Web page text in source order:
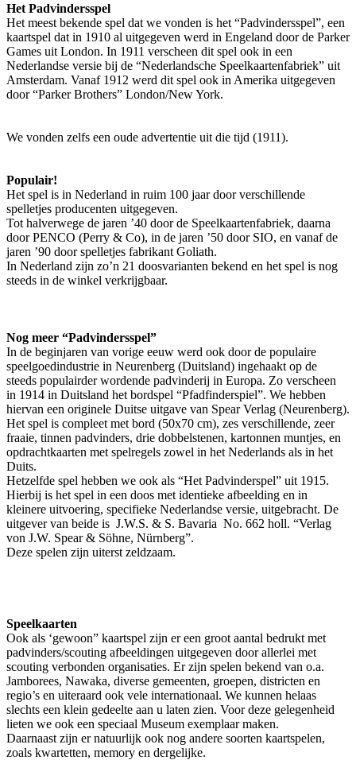
Het Padvindersspel
Het meest bekende spel dat we vonden is het “Padvindersspel”, een
kaartspel dat in 1910 al uitgegeven werd in Engeland door de Parker
Games uit London. In 1911 verscheen dit spel ook in een
Nederlandse versie bij de “Nederlandsche Speelkaartenfabriek” uit
Amsterdam. Vanaf 1912 werd dit spel ook in Amerika uitgegeven
door “Parker Brothers” London/New York.
We vonden zelfs een oude advertentie uit die tijd (1911).
Populair!
Het spel is in Nederland in ruim 100 jaar door verschillende
spelletjes producenten uitgegeven.
Tot halverwege de jaren ’40 door de Speelkaartenfabriek, daarna
door PENCO (Perry & Co), in de jaren ’50 door SIO, en vanaf de
jaren ’90 door spelletjes fabrikant Goliath.
In Nederland zijn zo’n 21 doosvarianten bekend en het spel is nog
steeds in de winkel verkrijgbaar.
Nog meer “Padvindersspel”
In de beginjaren van vorige eeuw werd ook door de populaire
speelgoedindustrie in Neurenberg (Duitsland) ingehaakt op de
steeds populairder wordende padvinderij in Europa. Zo verscheen
in 1914 in Duitsland het bordspel “Pfadfinderspiel”. We hebben
hiervan een originele Duitse uitgave van Spear Verlag (Neurenberg).
Het spel is compleet met bord (50x70 cm), zes verschillende, zeer
fraaie, tinnen padvinders, drie dobbelstenen, kartonnen muntjes, en
opdrachtkaarten met spelregels zowel in het Nederlands als in het
Duits.
Hetzelfde spel hebben we ook als “Het Padvinderspel” uit 1915.
Hierbij is het spel in een doos met identieke afbeelding en in
kleinere uitvoering, specifieke Nederlandse versie, uitgebracht. De
uitgever van beide is J.W.S. & S. Bavaria No. 662 holl. “Verlag
von J.W. Spear & Söhne, Nürnberg”.
Deze spelen zijn uiterst zeldzaam.
Speelkaarten
Ook als ‘gewoon” kaartspel zijn er een groot aantal bedrukt met
padvinders/scouting afbeeldingen uitgegeven door allerlei met
scouting verbonden organisaties. Er zijn spelen bekend van o.a.
Jamborees, Nawaka, diverse gemeenten, groepen, districten en
regio’s en uiteraard ook vele internationaal. We kunnen helaas
slechts een klein gedeelte aan u laten zien. Voor deze gelegenheid
lieten we ook een speciaal Museum exemplaar maken.
Daarnaast zijn er natuurlijk ook nog andere soorten kaartspelen,
zoals kwartetten, memory en dergelijke.